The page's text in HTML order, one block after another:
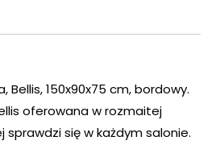
Bellis, 150x90x75 cm, bordowy.
oferowana w rozmaitej
się w każdym salonie.